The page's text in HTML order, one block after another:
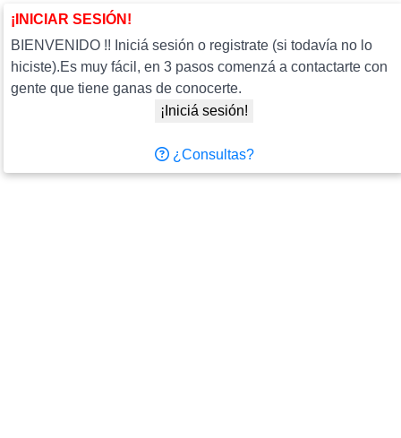
¡INICIAR SESIÓN!
BIENVENIDO !! Iniciá sesión o registrate (si todavía no lo
hiciste).Es muy fácil, en 3 pasos comenzá a contactarte con
gente que tiene ganas de conocerte.
¡Iniciá sesión!
¿Consultas?